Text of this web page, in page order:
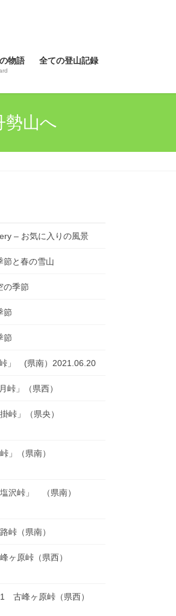
物語 全ての登山記録
山へ
– お気に入りの風景
と春の雪山
季節
」 (県南）2021.06.20
峠」（県西）
峠」（県央）
」（県南）
沢峠」 （県南）
峠（県南）
原峠（県西）
古峰ヶ原峠（県西）